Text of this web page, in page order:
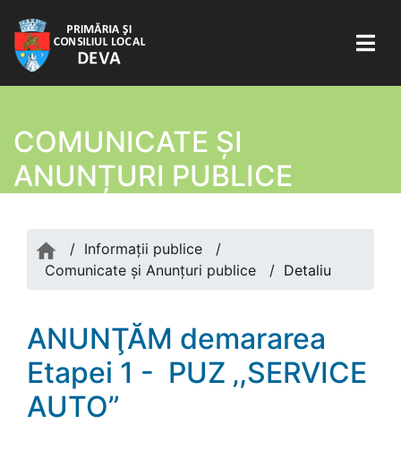
COMUNICATE ŞI
ANUNȚURI PUBLICE
/ Informații publice
/
Comunicate şi Anunțuri publice
/ Detaliu
ANUNŢĂM demararea
Etapei 1 - PUZ ‚,SERVICE
AUTO”